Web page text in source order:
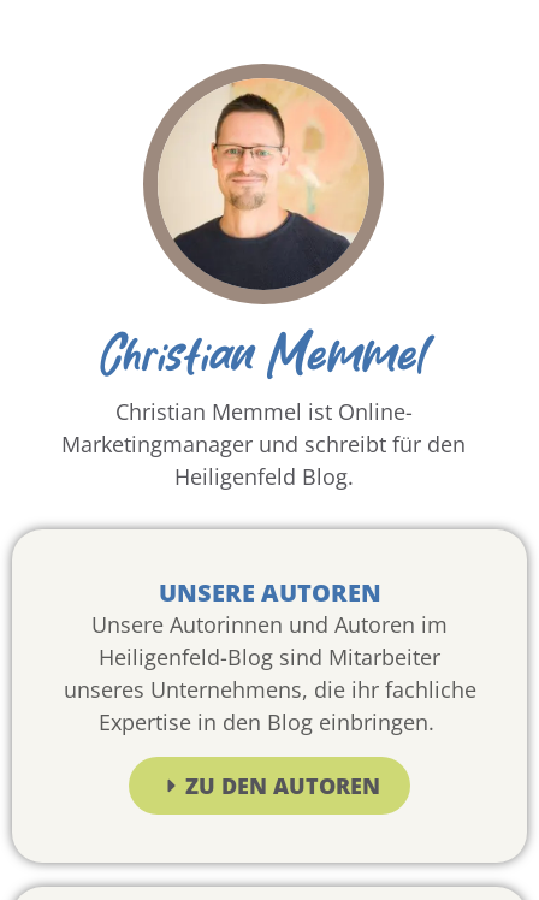
Christian Memmel
Christian Memmel ist Online-
Marketingmanager und schreibt für den
Heiligenfeld Blog.
UNSERE AUTOREN
Unsere Autorinnen und Autoren im
Heiligenfeld-Blog sind Mitarbeiter
unseres Unternehmens, die ihr fachliche
Expertise in den Blog einbringen.
ZU DEN AUTOREN